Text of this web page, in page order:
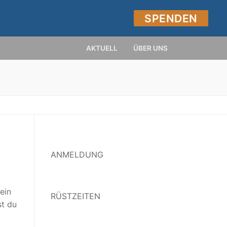
SPENDEN
AKTUELL ÜBER UNS
du
ANMELDUNG
RÜSTZEITEN